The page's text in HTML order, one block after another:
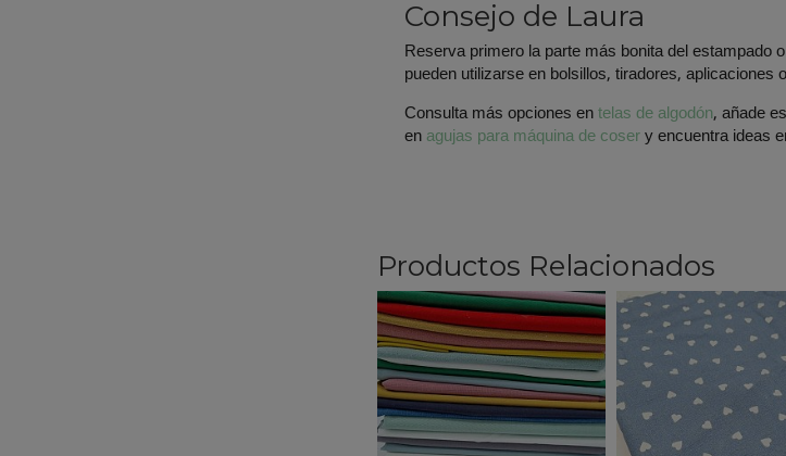
Consejo de Laura
Reserva primero la parte más bonita del estampado
pueden utilizarse en bolsillos, tiradores, aplicaciones
Consulta más opciones entelas de algodón, añade
enagujas para máquina de cosery encuentra ideas
Productos Relacionados